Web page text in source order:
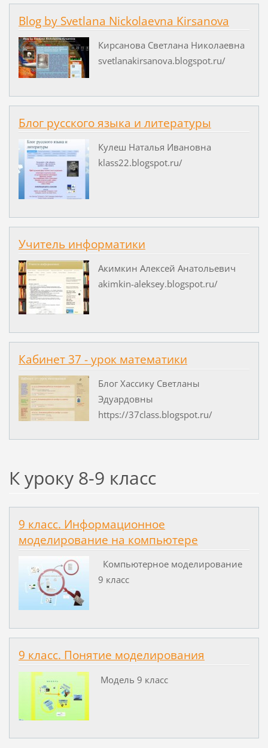
Blog by Svetlana Nickolaevna Kirsanova
Кирсанова Светлана Николаевна
svetlanakirsanova.blogspot.ru/
Блог русского языка и литературы
Кулеш Наталья Ивановна
klass22.blogspot.ru/
Учитель информатики
Акимкин Алексей Анатольевич
akimkin-aleksey.blogspot.ru/
Кабинет 37 - урок математики
Блог Хассику Светланы
Эдуардовны
https://37class.blogspot.ru/
К уроку 8-9 класс
9 класс. Информационное
моделирование на компьютере
Компьютерное моделирование
9 класс
9 класс. Понятие моделирования
Модель 9 класс